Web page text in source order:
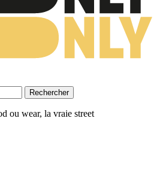
ou wear, la vraie street